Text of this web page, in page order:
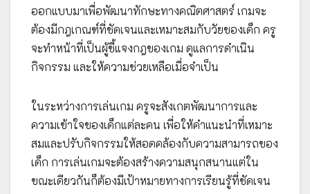
ออกแบบมาเพื่อพัฒนาทักษะทางคณิตศาสตร์ เกมจะ
ต้องมีกฎเกณฑ์ที่ชัดเจนและเหมาะสมกับวัยของเด็ก ครู
จะทำหน้าที่เป็นผู้ชี้แจงกฎของเกม ดูแลการดำเนิน
กิจกรรม และให้ความช่วยเหลือเมื่อจำเป็น
ในระหว่างการเล่นเกม ครูจะสังเกตพัฒนาการและ
ความเข้าใจของเด็กแต่ละคน เพื่อให้คำแนะนำที่เหมาะ
สมและปรับกิจกรรมให้สอดคล้องกับความสามารถของ
เด็ก การเล่นเกมจะต้องสร้างความสนุกสนานแต่ใน
ขณะเดียวกันก็ต้องมีเป้าหมายทางการเรียนรู้ที่ชัดเจน